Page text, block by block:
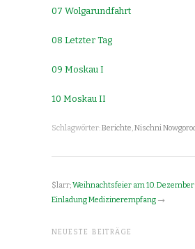
07 Wolgarundfahrt
08 Letzter Tag
09 Moskau I
10 Moskau II
Schlagwörter:Berichte,Nischni
$larr;Weihnachtsfeier am 10. Dezember
Einladung Medizinerempfang →
NEUESTE BEITRÄGE